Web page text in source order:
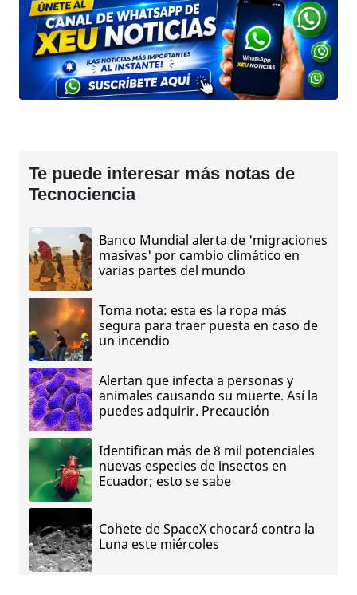
Te puede interesar más notas de
Tecnociencia
Banco Mundial alerta de 'migraciones
masivas' por cambio climático en
varias partes del mundo
Toma nota: esta es la ropa más
segura para traer puesta en caso de
un incendio
Alertan que infecta a personas y
animales causando su muerte. Así la
puedes adquirir. Precaución
Identifican más de 8 mil potenciales
nuevas especies de insectos en
Ecuador; esto se sabe
Cohete de SpaceX chocará contra la
Luna este miércoles